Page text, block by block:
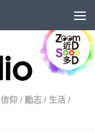
信仰 / 勵志 / 生活 /